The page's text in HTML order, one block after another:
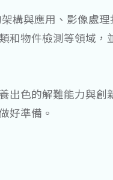
構與應用、影像處
和物件檢測等領域，
出色的解難能力與創
好準備。